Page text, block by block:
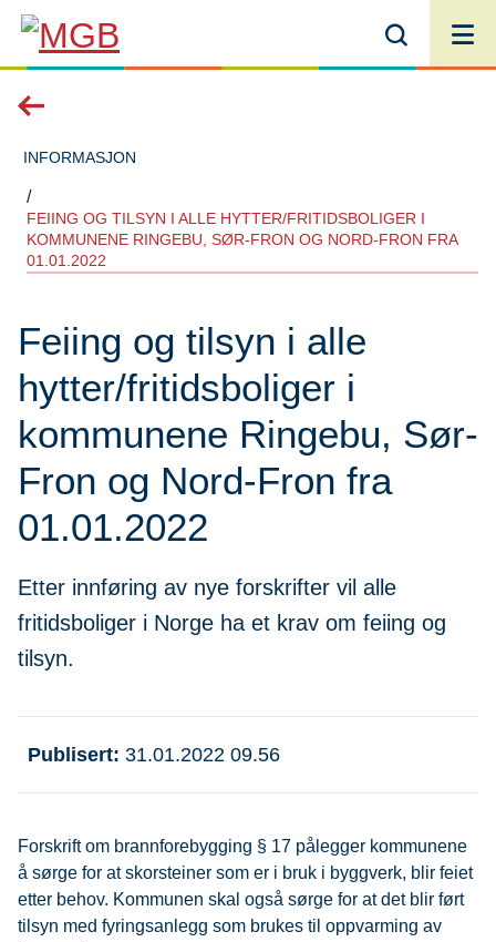
MGB
Du
er
her:
INFORMASJON
FEIING OG TILSYN I ALLE HYTTER/FRITIDSBOLIGER I
KOMMUNENE RINGEBU, SØR-FRON OG NORD-FRON FRA
01.01.2022
Feiing og tilsyn i alle
hytter/fritidsboliger i
kommunene Ringebu, Sør-
Fron og Nord-Fron fra
01.01.2022
Etter innføring av nye forskrifter vil alle
fritidsboliger i Norge ha et krav om feiing og
tilsyn.
Publisert 31.01.2022 09.56
Forskrift om brannforebygging § 17 pålegger kommunene
å sørge for at skorsteiner som er i bruk i byggverk, blir feiet
etter behov. Kommunen skal også sørge for at det blir ført
tilsyn med fyringsanlegg som brukes til oppvarming av